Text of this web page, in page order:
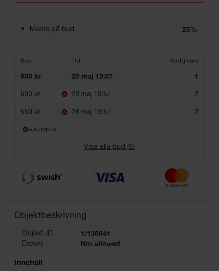
Moms på bud 25%
Bud Tid Budgivare
650 kr 28 maj 13:57 1
600 kr 28 maj 13:57 2
550 kr 28 maj 13:57 2
= Autobud
Visa alla bud (6)
Objektbeskrivning
Objekt-ID 1/138841
Export Not allowed
Innehåll